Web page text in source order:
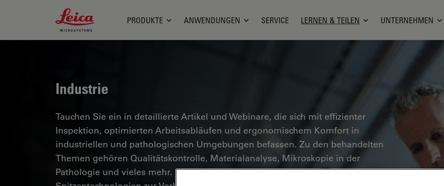
Leica Microsystems Logo
PRODUKTE ANWENDUNGEN SERVICE LERNEN & TEILEN UNTERNEHMEN
Industrie
Tauchen Sie ein in detaillierte Artikel und Webinare, die sich mit effizienter
Inspektion, optimierten Arbeitsabläufen und ergonomischem Komfort in
industriellen und pathologischen Umgebungen befassen. Zu den behandelten
Themen gehören Qualitätskontrolle, Materialanalyse, Mikroskopie in der
Pathologie und vieles mehr. Sie erhalten wertvolle Einblicke in den Einsatz von